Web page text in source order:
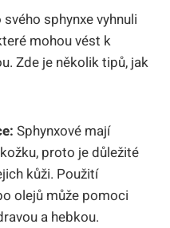
sphynxe vyhnuli
mohou vést k
Zde je několik tipů, jak
Sphynxové mají
proto je důležité
kůži. Použití
olejů může pomoci
a hebkou.